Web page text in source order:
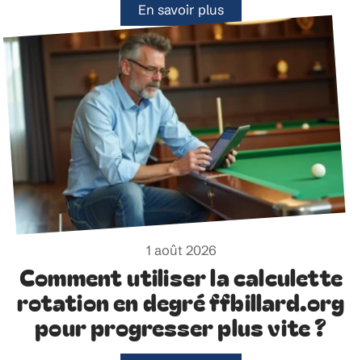
En savoir plus
1 août 2026
Comment utiliser la calculette
rotation en degré ffbillard.org
pour progresser plus vite ?